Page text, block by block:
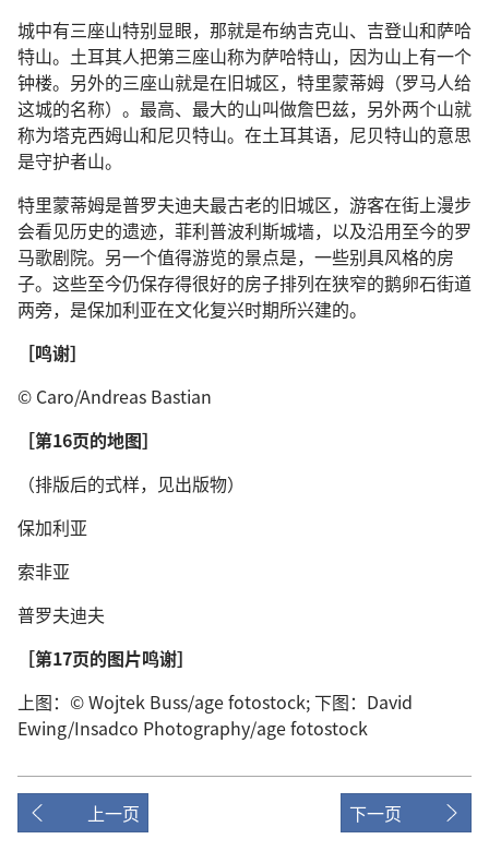
城中有三座山特别显眼，那就是布纳吉克山、吉登山和萨哈
特山。土耳其人把第三座山称为萨哈特山，因为山上有一个
钟楼。另外的三座山就是在旧城区，特里蒙蒂姆（罗马人给
这城的名称）。最高、最大的山叫做詹巴兹，另外两个山就
称为塔克西姆山和尼贝特山。在土耳其语，尼贝特山的意思
是守护者山。
特里蒙蒂姆是普罗夫迪夫最古老的旧城区，游客在街上漫步
会看见历史的遗迹，菲利普波利斯城墙，以及沿用至今的罗
马歌剧院。另一个值得游览的景点是，一些别具风格的房
子。这些至今仍保存得很好的房子排列在狭窄的鹅卵石街道
两旁，是保加利亚在文化复兴时期所兴建的。
［鸣谢］
© Caro/Andreas Bastian
［第16页的地图］
（排版后的式样，见出版物）
保加利亚
索非亚
普罗夫迪夫
［第17页的图片鸣谢］
上图：© Wojtek Buss/age fotostock; 下图：David
Ewing/Insadco Photography/age fotostock
上一页 下一页